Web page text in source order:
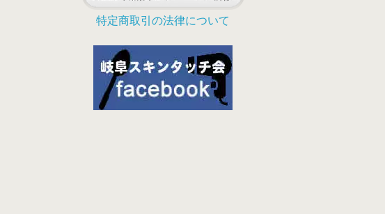
特定商取引の法律について